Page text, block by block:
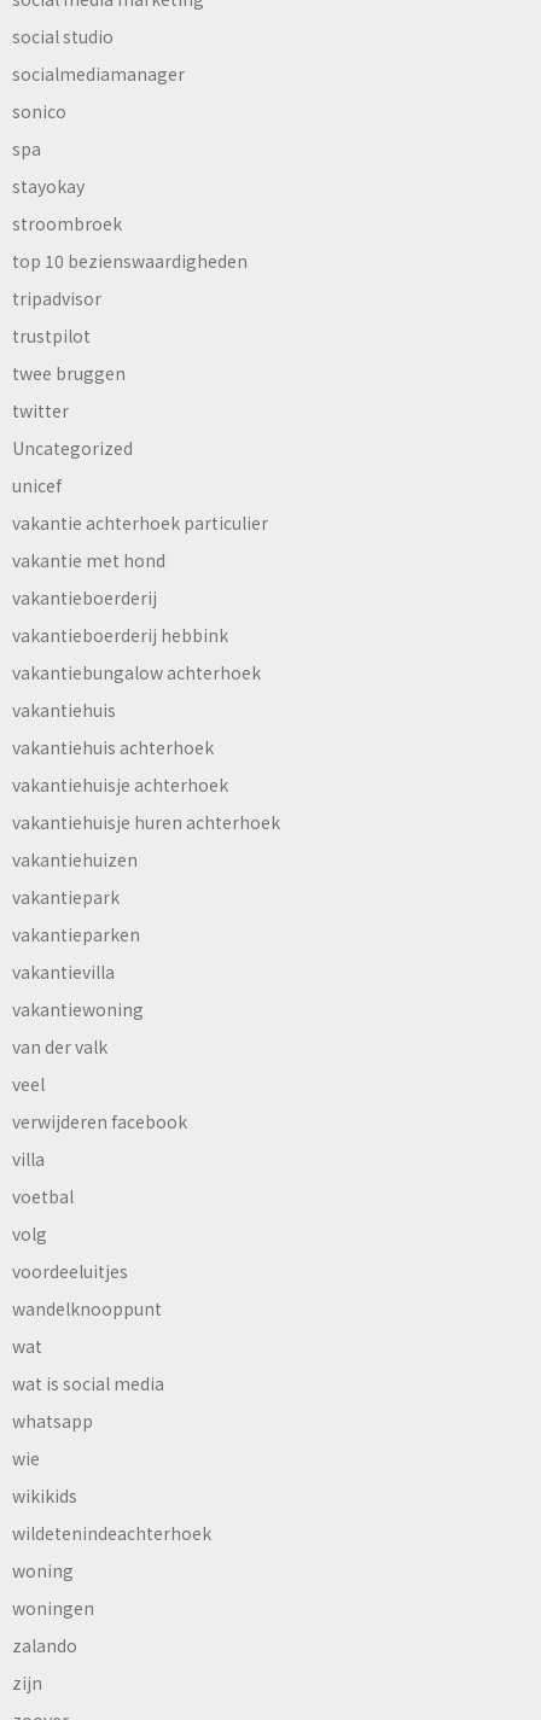
social studio
socialmediamanager
sonico
spa
stayokay
stroombroek
top 10 bezienswaardigheden
tripadvisor
trustpilot
twee bruggen
twitter
Uncategorized
unicef
vakantie achterhoek particulier
vakantie met hond
vakantieboerderij
vakantieboerderij hebbink
vakantiebungalow achterhoek
vakantiehuis
vakantiehuis achterhoek
vakantiehuisje achterhoek
vakantiehuisje huren achterhoek
vakantiehuizen
vakantiepark
vakantieparken
vakantievilla
vakantiewoning
van der valk
veel
verwijderen facebook
villa
voetbal
volg
voordeeluitjes
wandelknooppunt
wat
wat is social media
whatsapp
wie
wikikids
wildetenindeachterhoek
woning
woningen
zalando
zijn